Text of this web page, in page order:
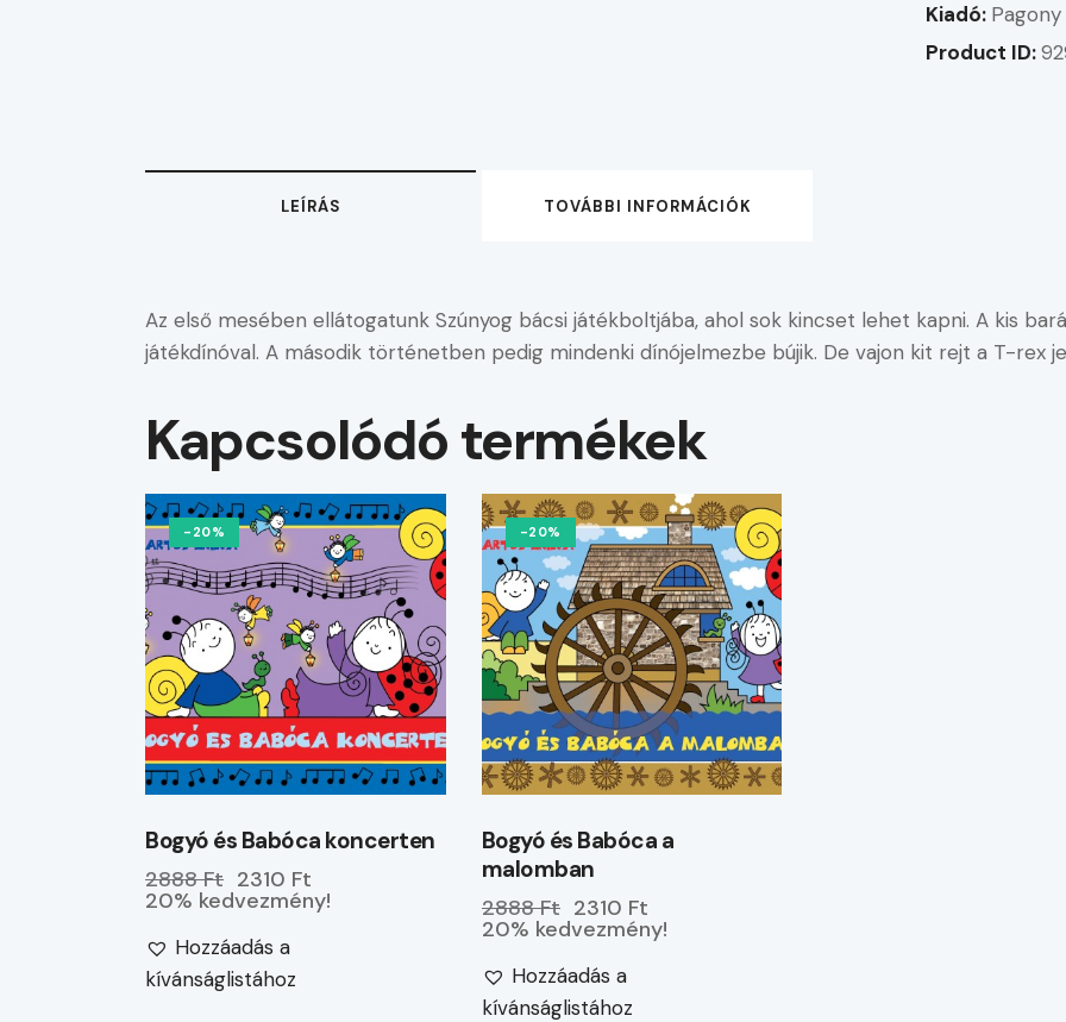
Kiadó:
Product ID:
LEÍRÁS TOVÁBBI INFORMÁCIÓK
Az első mesében ellátogatunk Szúnyog bácsi játékboltjába, ahol sok kincset lehet kapni. A kis
játékdínóval. A második történetben pedig mindenki dínójelmezbe bújik. De vajon kit rejt a T-rex
Kapcsolódó termékek
-20%
Bogyó és Babóca koncerten
2888 Ft 2310 Ft
20% kedvezmény!
Hozzáadás a
kívánságlistához
-20%
Bogyó és Babóca a
malomban
2888 Ft 2310 Ft
20% kedvezmény!
Hozzáadás a
kívánságlistához